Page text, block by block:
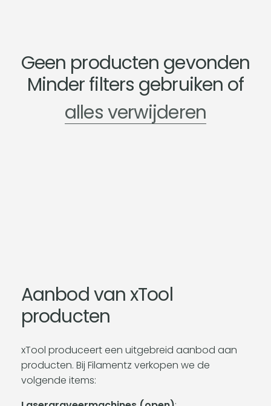
Geen producten gevonden
Minder filters gebruiken of
alles verwijderen
Aanbod van xTool
producten
xTool produceert een uitgebreid aanbod aan
producten. Bij Filamentz verkopen we de
volgende items: